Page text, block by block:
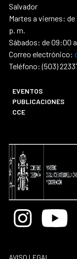
Salvador
Martes a viernes:
p. m.
Sábados: de 09:00
Correo electrónico:
Teléfono: (503)
EVENTOS
PUBLICACIONES
CCE
InstagramYoutube